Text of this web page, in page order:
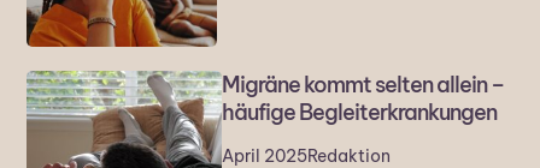
Migräne kommt selten allein –
häufige Begleiterkrankungen
April 2025Redaktion